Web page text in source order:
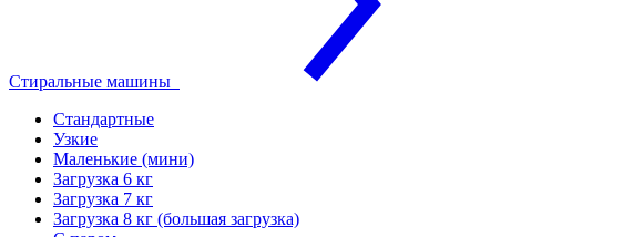
Стиральные машины
Стандартные
Узкие
Маленькие (мини)
Загрузка 6 кг
Загрузка 7 кг
Загрузка 8 кг (большая загрузка)